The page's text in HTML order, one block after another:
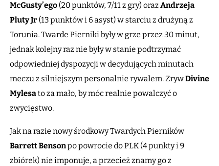
McGusty’ego (20 punktów, 7/11 z gry) oraz Andrzeja
Pluty Jr (13 punktów i 6 asyst) w starciu z drużyną z
Torunia. Twarde Pierniki były w grze przez 30 minut,
jednak kolejny raz nie były w stanie podtrzymać
odpowiedniej dyspozycji w decydujących minutach
meczu z silniejszym personalnie rywalem. ZrywDivine
Mylesato za mało, by móc realnie powalczyć o
zwycięstwo.
Jak na razie nowy środkowy Twardych Pierników
Barrett Bensonpo powrocie do PLK (4 punkty i 9
zbiórek) nie imponuje, a przecież znamy go z